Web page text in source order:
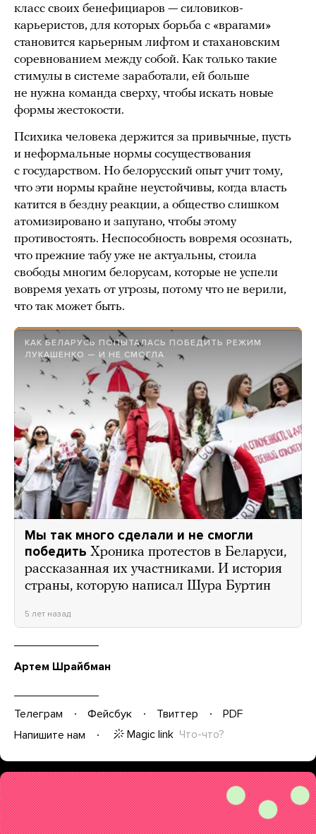
класс своих бенефициаров — силовиков-
карьеристов, для которых борьба с «врагами»
становится карьерным лифтом и стахановским
соревнованием между собой. Как только такие
стимулы в системе заработали, ей больше
не нужна команда сверху, чтобы искать новые
формы жестокости.
Психика человека держится за привычные, пусть
и неформальные нормы сосуществования
с государством. Но белорусский опыт учит тому,
что эти нормы крайне неустойчивы, когда власть
катится в бездну реакции, а общество слишком
атомизировано и запугано, чтобы этому
противостоять. Неспособность вовремя осознать,
что прежние табу уже не актуальны, стоила
свободы многим белорусам, которые не успели
вовремя уехать от угрозы, потому что не верили,
что так может быть.
КАК БЕЛАРУСЬ ПОПЫТАЛАСЬ ПОБЕДИТЬ РЕЖИМ
ЛУКАШЕНКО — И НЕ СМОГЛА
Мы так много сделали и не смогли
победить Хроника протестов в Беларуси,
рассказанная их участниками. И история
страны, которую написал Шура Буртин
5 лет назад
Артем Шрайбман
Телеграм Фейсбук Твиттер
PDF
Напишите нам
Magic link Что-что?